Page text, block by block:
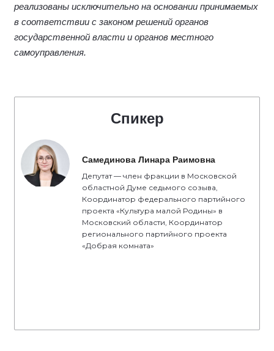
реализованы исключительно на основании принимаемых
в соответствии с законом решений органов
государственной власти и органов местного
самоуправления.
Спикер
Самединова Линара Раимовна
Депутат — член фракции в Московской
областной Думе седьмого созыва,
Координатор федерального партийного
проекта «Культура малой Родины» в
Московский области, Координатор
регионального партийного проекта
«Добрая комната»